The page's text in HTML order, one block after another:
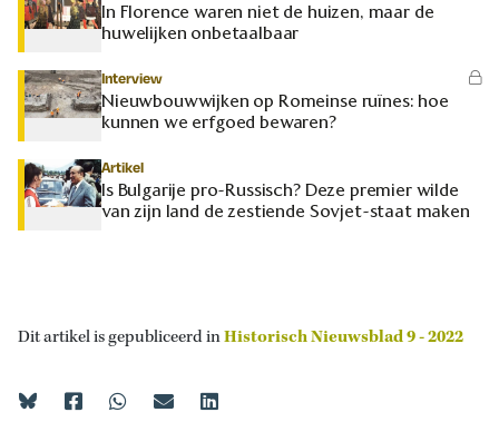
In Florence waren niet de huizen, maar de
huwelijken onbetaalbaar
Interview
Nieuwbouwwijken op Romeinse ruïnes: hoe
kunnen we erfgoed bewaren?
Artikel
Is Bulgarije pro-Russisch? Deze premier wilde
van zijn land de zestiende Sovjet-staat maken
Dit artikel is gepubliceerd inHistorisch Nieuwsblad 9 - 2022